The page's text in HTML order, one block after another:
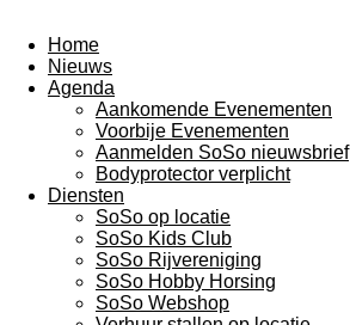
Home
Nieuws
Agenda
Aankomende Evenementen
Voorbije Evenementen
Aanmelden SoSo nieuwsbrief
Bodyprotector verplicht
Diensten
SoSo op locatie
SoSo Kids Club
SoSo Rijvereniging
SoSo Hobby Horsing
SoSo Webshop